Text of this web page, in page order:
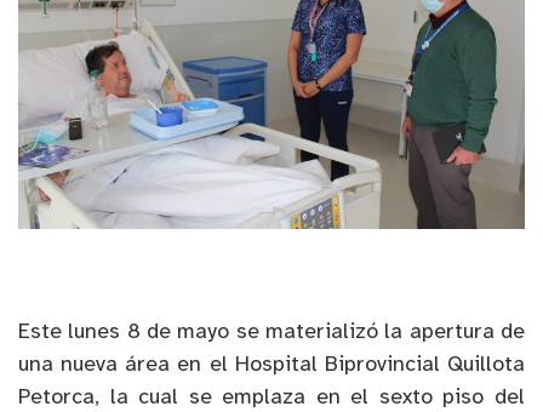
Este lunes 8 de mayo se materializó la apertura de
una nueva área en el Hospital Biprovincial Quillota
Petorca, la cual se emplaza en el sexto piso del